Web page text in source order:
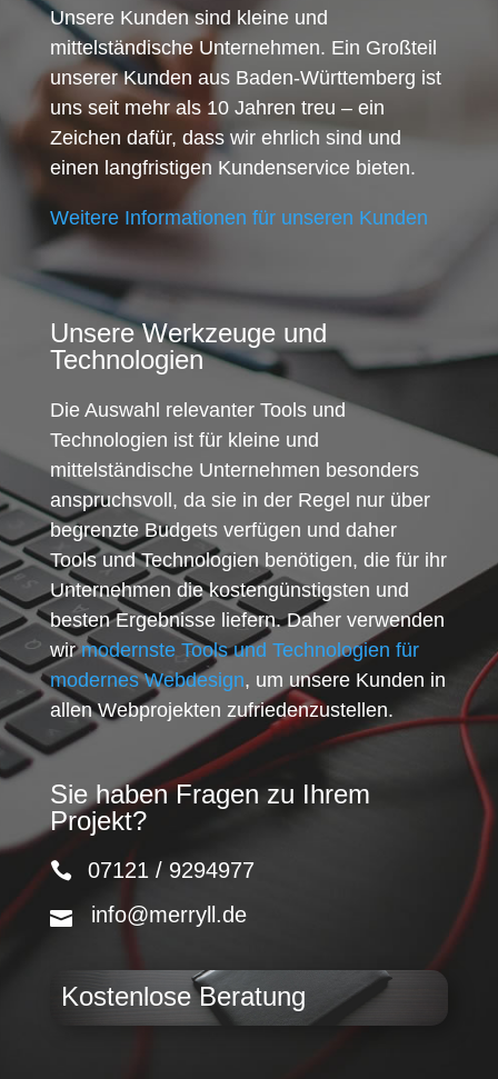
Unsere Kunden sind kleine und
mittelständische Unternehmen. Ein Großteil
unserer Kunden aus Baden-Württemberg ist
uns seit mehr als 10 Jahren treu – ein
Zeichen dafür, dass wir ehrlich sind und
einen langfristigen Kundenservice bieten.
Weitere Informationen für unseren Kunden
Unsere Werkzeuge und
Technologien
Die Auswahl relevanter Tools und
Technologien ist für kleine und
mittelständische Unternehmen besonders
anspruchsvoll, da sie in der Regel nur über
begrenzte Budgets verfügen und daher
Tools und Technologien benötigen, die für ihr
Unternehmen die kostengünstigsten und
besten Ergebnisse liefern. Daher verwenden
wirmodernste Tools und Technologien für
modernes Webdesign, um unsere Kunden in
allen Webprojekten zufriedenzustellen.
Sie haben Fragen zu Ihrem
Projekt?
07121 / 9294977
info@merryll.de
Kostenlose Beratung